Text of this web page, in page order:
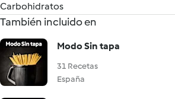
Carbohidratos
También incluido en
Modo Sin tapa
31 Recetas
España